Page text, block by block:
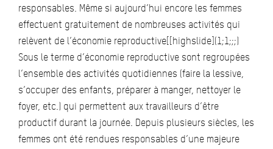
responsables. Même si aujourd’hui encore les femmes
effectuent gratuitement de nombreuses activités qui
relèvent de l’économie reproductive[[highslide](1;1;;;)
Sous le terme d’économie reproductive sont regroupées
l’ensemble des activités quotidiennes (faire la lessive,
s’occuper des enfants, préparer à manger, nettoyer le
foyer, etc.) qui permettent aux travailleurs d’être
productif durant la journée. Depuis plusieurs siècles, les
femmes ont été rendues responsables d’une majeure